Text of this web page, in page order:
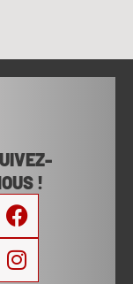
!
F
a
c
e
I
n
s
t